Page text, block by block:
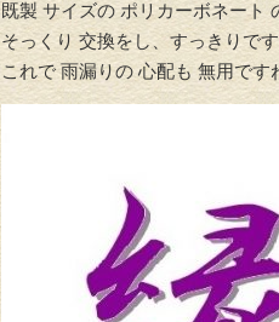
既製 サイズの ポリカーボネート
そっくり 交換をし、すっきりで
これで 雨漏りの 心配も 無用です